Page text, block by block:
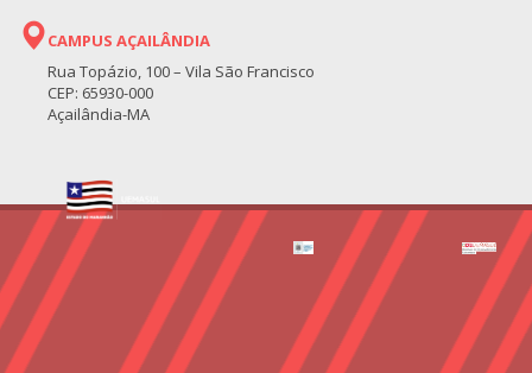
CAMPUS AÇAILÂNDIA
Rua Topázio, 100 – Vila São Francisco
CEP: 65930-000
Açailândia-MA